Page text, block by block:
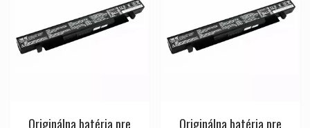
Originálna batéria pre Originálna batéria pre